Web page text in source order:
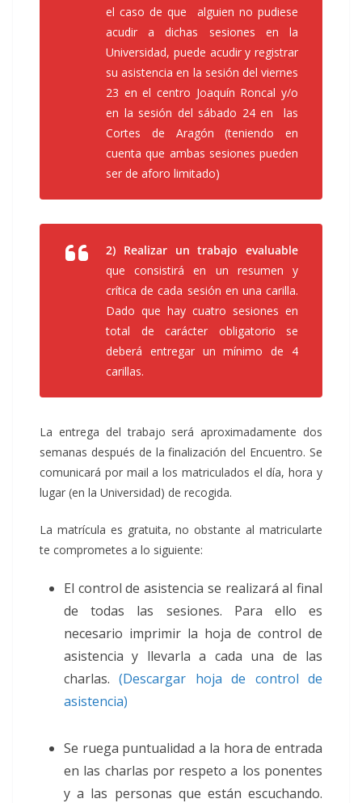
el caso de que alguien no pudiese
acudir a dichas sesiones en la
Universidad, puede acudir y registrar
su asistencia en la sesión del viernes
23 en el centro Joaquín Roncal y/o
en la sesión del sábado 24 en las
Cortes de Aragón (teniendo en
cuenta que ambas sesiones pueden
ser de aforo limitado)
2) Realizar un trabajo evaluable
que consistirá en un resumen y
crítica de cada sesión en una carilla.
Dado que hay cuatro sesiones en
total de carácter obligatorio se
deberá entregar un mínimo de 4
carillas.
La entrega del trabajo será aproximadamente dos
semanas después de la finalización del Encuentro. Se
comunicará por mail a los matriculados el día, hora y
lugar (en la Universidad) de recogida.
La matrícula es gratuita, no obstante al matricularte
te comprometes a lo siguiente:
El control de asistencia se realizará al final
de todas las sesiones. Para ello es
necesario imprimir la hoja de control de
asistencia y llevarla a cada una de las
charlas.(Descargar hoja de control de
asistencia)
Se ruega puntualidad a la hora de entrada
en las charlas por respeto a los ponentes
y a las personas que están escuchando.